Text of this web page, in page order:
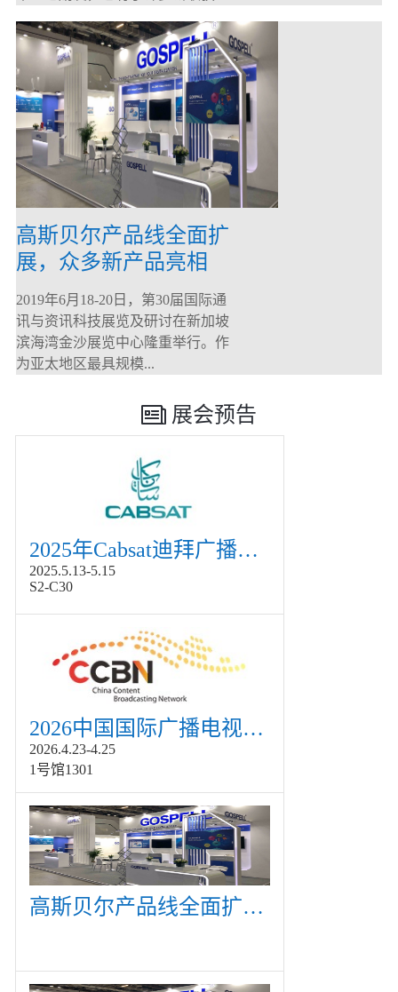
高斯贝尔产品线全面扩
展，众多新产品亮相
CommunicAsia 2019
2019年6月18-20日，第30届国际通
讯与资讯科技展览及研讨在新加坡
滨海湾金沙展览中心隆重举行。作
为亚太地区最具规模...
展会预告
2025年Cabsat迪拜广播电视展
2025.5.13-5.15
S2-C30
2026中国国际广播电视信息网络展览会展
2026.4.23-4.25
1号馆1301
高斯贝尔产品线全面扩展，众多新产品亮相CommunicAsia 2019